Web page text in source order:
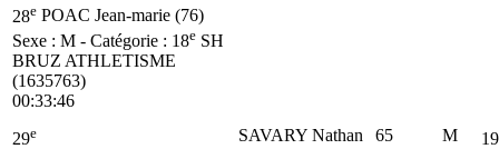
28e POAC Jean-marie (76)
Sexe : M - Catégorie : 18e SH
BRUZ ATHLETISME
(1635763)
00:33:46
29e SAVARY Nathan 65 M
19